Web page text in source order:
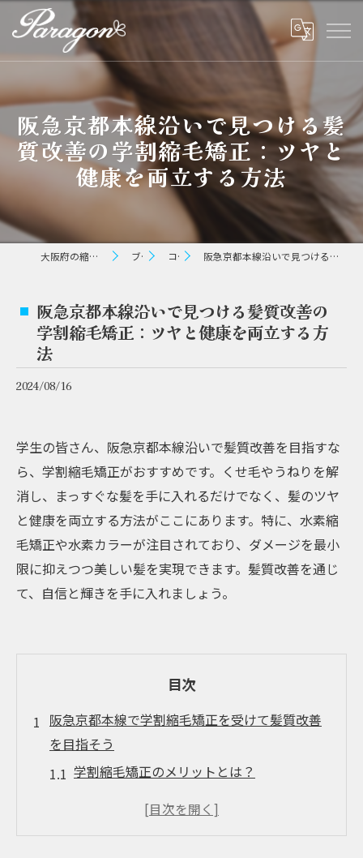
阪急京都本線沿いで見つける髪
質改善の学割縮毛矯正：ツヤと
健康を両立する方法
大阪府の縮毛矯正ならパラゴン ヘアー ブログ コラム 阪急京都本線沿いで見つける髪質改善の学割縮毛矯正：ツヤと健康を両立する方法
阪急京都本線沿いで見つける髪質改善の
学割縮毛矯正：ツヤと健康を両立する方
法
2024/08/16
学生の皆さん、阪急京都本線沿いで髪質改善を目指すな
ら、学割縮毛矯正がおすすめです。くせ毛やうねりを解
消し、まっすぐな髪を手に入れるだけでなく、髪のツヤ
と健康を両立する方法がここにあります。特に、水素縮
毛矯正や水素カラーが注目されており、ダメージを最小
限に抑えつつ美しい髪を実現できます。髪質改善を通じ
て、自信と輝きを手に入れましょう。
目次
阪急京都本線で学割縮毛矯正を受けて髪質改善
を目指そう
学割縮毛矯正のメリットとは？
くせ毛とおさらば！縮毛矯正の効果